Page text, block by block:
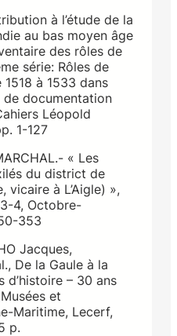
à l’étude de la
au bas moyen âge
des rôles de
série: Rôles de
à 1533 dans
documentation
Léopold
1-127
« Les
du district de
vicaire à L’Aigle) »,
3-4, Octobre-
353
Jacques,
De la Gaule à la
d’histoire – 30 ans
et
Maritime, Lecerf,
p.